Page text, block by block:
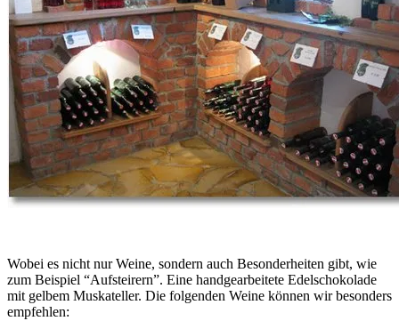
Wobei es nicht nur Weine, sondern auch Besonderheiten gibt, wie
zum Beispiel “Aufsteirern”. Eine handgearbeitete Edelschokolade
mit gelbem Muskateller. Die folgenden Weine können wir besonders
empfehlen: